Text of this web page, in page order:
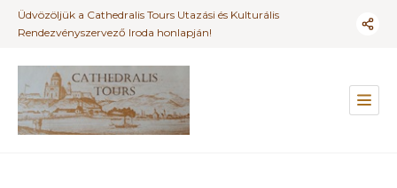
Üdvözöljük a Cathedralis Tours Utazási és Kulturális
Rendezvényszervező Iroda honlapján!